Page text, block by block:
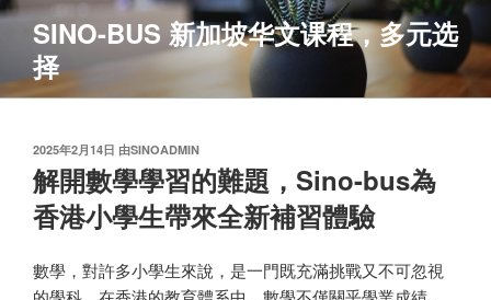
跳
容
SINO-BUS 新加坡华文课程，多元选
择
发
布
于
2025年2月14日 由SINOADMIN
解開數學學習的難題，Sino-bus為
香港小學生帶來全新補習體驗
數學，對許多小學生來說，是一門既充滿挑戰又不可忽視